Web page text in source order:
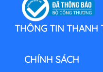
THÔNG TIN THANH
CHÍNH SÁCH